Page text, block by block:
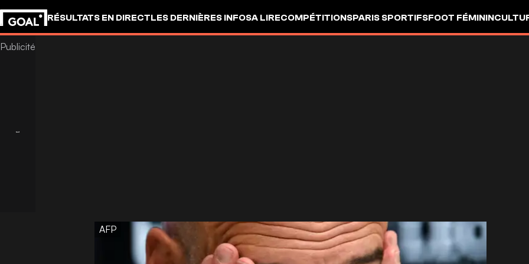
RÉSULTATS EN DIRECTLES DERNIÈRES INFOSA LIRECOMPÉTITIONSPARIS SPORTIFSFOOT FÉMININ
AFP